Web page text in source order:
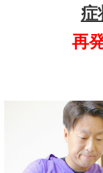
症
再